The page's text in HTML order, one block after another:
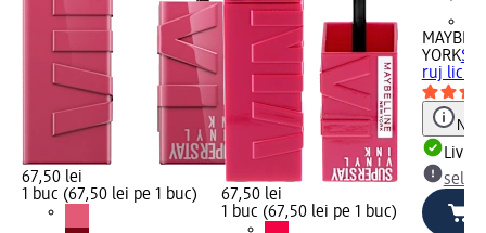
67,50 lei
1 buc (67,50 lei pe 1 buc)
67,50 lei
1 buc (67,50 lei pe 1 buc)
YORK
ruj
Notă